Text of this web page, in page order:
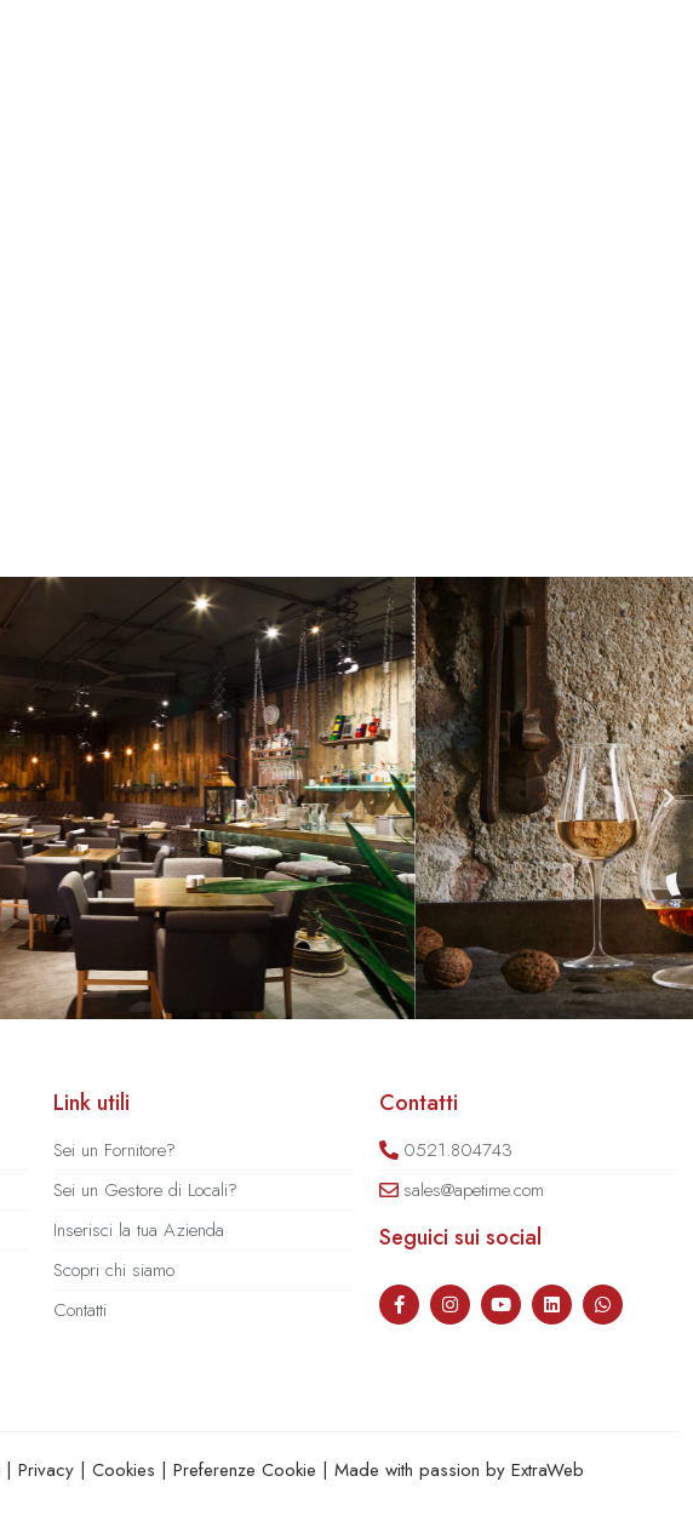
Link utili
Sei un Fornitore?
Sei un Gestore di Locali?
Inserisci la tua Azienda
Scopri chi siamo
Contatti
Contatti
0521.804743
sales@apetime.com
Seguici sui social
| Privacy | Cookies | Preferenze Cookie | Made with passion by ExtraWeb